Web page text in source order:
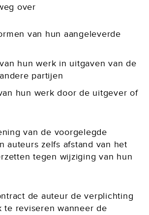
over
van hun aangeleverde
hun werk in uitgaven van de
partijen
hun werk door de uitgever of
van de voorgelegde
auteurs zelfs afstand van het
tegen wijziging van hun
de auteur de verplichting
te reviseren wanneer de